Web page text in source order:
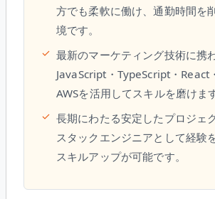
方でも柔軟に働け、通勤時間を
境です。
✓ 最新のマーケティング技術に携わ
JavaScript・TypeScript・React
AWSを活用してスキルを磨けます
✓ 長期にわたる安定したプロジェ
スタックエンジニアとして経験
スキルアップが可能です。